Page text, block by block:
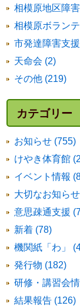
相模原地区障
相模原ボラン
市発達障害支
天命会 (2)
その他 (219)
カテゴリー
お知らせ (755)
けやき体育館
イベント情報
大切なお知ら
意思疎通支援
新着 (78)
機関紙「わ」
発行物 (182)
研修・講習会
結果報告 (126)